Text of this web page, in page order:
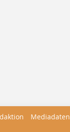
Mediadaten